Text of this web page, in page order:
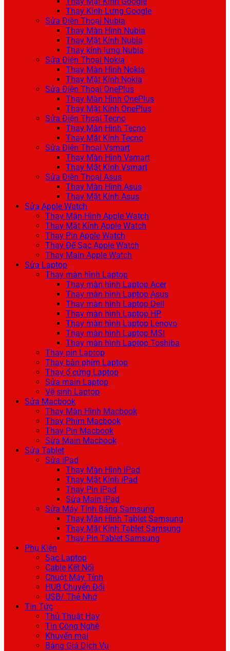
Thay Kính Lưng Google
Sửa Điện Thoại Nubia
Thay Màn Hình Nubia
Thay Mặt Kính Nubia
Thay kính lưng Nubia
Sửa Điện Thoại Nokia
Thay Màn Hình Nokia
Thay Mặt Kính Nokia
Sửa Điện Thoại OnePlus
Thay Màn Hình OnePlus
Thay Mặt Kính OnePlus
Sửa Điện Thoại Tecno
Thay Màn Hình Tecno
Thay Mặt Kính Tecno
Sửa Điện Thoại Vsmart
Thay Màn Hình Vsmart
Thay Mặt Kính Vsmart
Sửa Điện Thoại Asus
Thay Màn Hình Asus
Thay Mặt Kính Asus
Sửa Apple Watch
Thay Màn Hình Apple Watch
Thay Mặt Kính Apple Watch
Thay Pin Apple Watch
Thay Đế Sạc Apple Watch
Thay Main Apple Watch
Sửa Laptop
Thay màn hình Laptop
Thay màn hình Laptop Acer
Thay màn hình Laptop Asus
Thay màn hình Laptop Dell
Thay màn hình Laptop HP
Thay màn hình Laptop Lenovo
Thay màn hình Laptop MSI
Thay màn hình Laptop Toshiba
Thay pin Laptop
Thay bàn phím Laptop
Thay ổ cứng Laptop
Sửa main Laptop
Vệ sinh Laptop
Sửa Macbook
Thay Màn Hình Macbook
Thay Phím Macbook
Thay Pin Macbook
Sửa Main Macbook
Sửa Tablet
Sửa iPad
Thay Màn Hình iPad
Thay Mặt Kính iPad
Thay Pin iPad
Sửa Main iPad
Sửa Máy Tính Bảng Samsung
Thay Màn Hình Tablet Samsung
Thay Mặt Kính Tablet Samsung
Thay Pin Tablet Samsung
Phụ Kiện
Sạc Laptop
Cable Kết Nối
Chuột Máy Tính
HUB Chuyển Đổi
USB/ Thẻ Nhớ
Tin Tức
Thủ Thuật Hay
Tin Công Nghệ
Khuyến mại
Bảng Giá Dịch Vụ